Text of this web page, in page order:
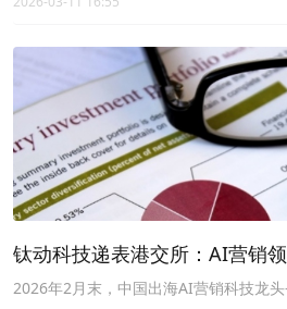
钛动科技递表港交所：AI营销
2026年2月末，中国出海AI营销科技龙